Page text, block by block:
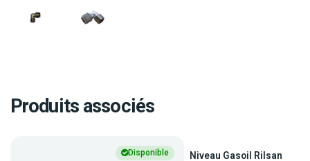
Produits associés
Disponible
Niveau Gasoil Rilsan